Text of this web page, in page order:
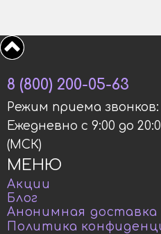
МЕНЮ
Акции
Блог
Анонимная доставка
Политика
8 (800) 200-05-63
Режим приема звонков:
Ежедневно с 9:00 до
(МСК)